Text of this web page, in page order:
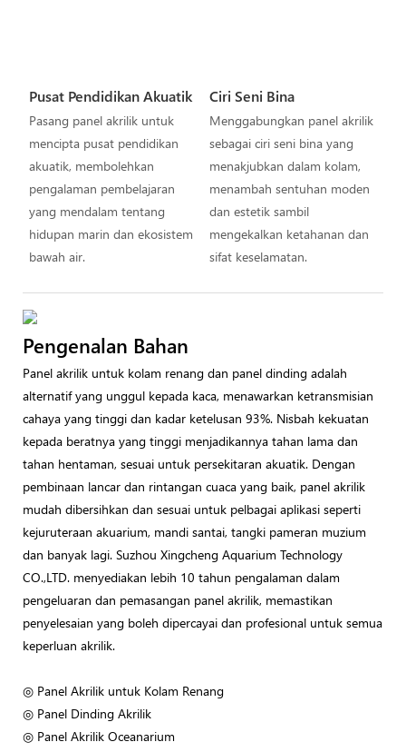
Pusat Pendidikan Akuatik
Pasang panel akrilik untuk
mencipta pusat pendidikan
akuatik, membolehkan
pengalaman pembelajaran
yang mendalam tentang
hidupan marin dan ekosistem
bawah air.
Ciri Seni Bina
Menggabungkan panel akrilik
sebagai ciri seni bina yang
menakjubkan dalam kolam,
menambah sentuhan moden
dan estetik sambil
mengekalkan ketahanan dan
sifat keselamatan.
Pengenalan Bahan
Panel akrilik untuk kolam renang dan panel dinding adalah
alternatif yang unggul kepada kaca, menawarkan ketransmisian
cahaya yang tinggi dan kadar ketelusan 93%. Nisbah kekuatan
kepada beratnya yang tinggi menjadikannya tahan lama dan
tahan hentaman, sesuai untuk persekitaran akuatik. Dengan
pembinaan lancar dan rintangan cuaca yang baik, panel akrilik
mudah dibersihkan dan sesuai untuk pelbagai aplikasi seperti
kejuruteraan akuarium, mandi santai, tangki pameran muzium
dan banyak lagi. Suzhou Xingcheng Aquarium Technology
CO.,LTD. menyediakan lebih 10 tahun pengalaman dalam
pengeluaran dan pemasangan panel akrilik, memastikan
penyelesaian yang boleh dipercayai dan profesional untuk semua
keperluan akrilik.
◎ Panel Akrilik untuk Kolam Renang
◎ Panel Dinding Akrilik
◎ Panel Akrilik Oceanarium